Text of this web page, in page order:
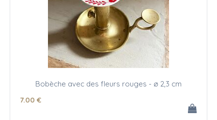
Bobèche avec des fleurs rouges - ø 2,3 cm
7.00 €